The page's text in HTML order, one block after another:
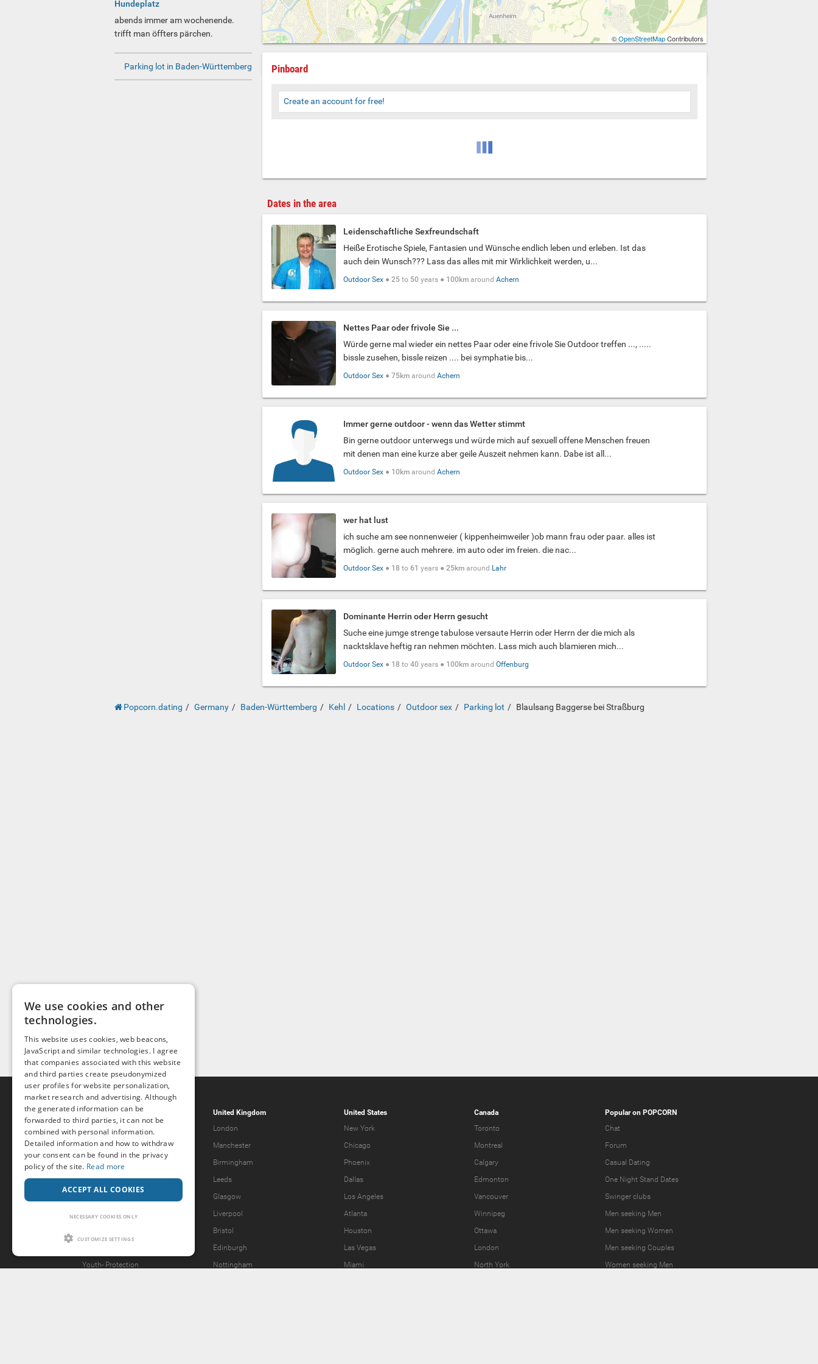
©OpenStreetMapContributors
Pinboard
Create an account for free!
Dates in the area
Leidenschaftliche Sexfreundschaft
Heiße Erotische Spiele, Fantasien und Wünsche endlich leben und erleben. Ist das
auch dein Wunsch??? Lass das alles mit mir Wirklichkeit werden, u...
Outdoor Sex ●25 to 50 years ● 100km aroundAchern
Nettes Paar oder frivole Sie ...
Würde gerne mal wieder ein nettes Paar oder eine frivole Sie Outdoor treffen ..., .....
bissle zusehen, bissle reizen .... bei symphatie bis...
Outdoor Sex ●75km aroundAchern
Immer gerne outdoor - wenn das Wetter stimmt
Bin gerne outdoor unterwegs und würde mich auf sexuell offene Menschen freuen
mit denen man eine kurze aber geile Auszeit nehmen kann. Dabe ist all...
Outdoor Sex ● 10km aroundAchern
wer hat lust
ich suche am see nonnenweier ( kippenheimweiler )ob mann frau oder paar. alles ist
möglich. gerne auch mehrere. im auto oder im freien. die nac...
Outdoor Sex ● 18 to61 years ●25km around Lahr
Dominante Herrin oder Herrn gesucht
Suche eine jumge strenge tabulose versaute Herrin oder Herrn der die mich als
nacktsklave heftig ran nehmen möchten. Lass mich auch blamieren mich...
Outdoor Sex ● 18 to40 years ● 100km aroundOffenburg
Hundeplatz
abends immer am wochenende.
trifft man öffters pärchen.
Parking lot in Baden-Württemberg
Popcorn.dating Germany Baden-Württemberg Kehl Locations Outdoor sex Parking lot Blaulsang Baggerse bei Straßburg
Popcorn.dating
Help & Support
Guidelines
Terms & Conditions
Legal Notice
Forgot password?
Youth- Protection
United Kingdom
London
Manchester
Birmingham
Leeds
Glasgow
Liverpool
Bristol
Edinburgh
Nottingham
United States
New York
Chicago
Phoenix
Dallas
Los Angeles
Atlanta
Houston
Las Vegas
Miami
Canada
Toronto
Montreal
Calgary
Edmonton
Vancouver
Winnipeg
Ottawa
London
North York
Popular on POPCORN
Chat
Forum
Casual Dating
One Night Stand Dates
Swinger clubs
Men seeking Men
Men seeking Women
Men seeking Couples
Women seeking Men
We use cookies and other
technologies.
This website uses cookies, web beacons,
JavaScript and similar technologies. I agree
that companies associated with this website
and third parties create pseudonymized
user profiles for website personalization,
market research and advertising. Although
the generated information can be
forwarded to third parties, it can not be
combined with personal information.
Detailed information and how to withdraw
your consent can be found in the privacy
policy of the site. Read more
ACCEPT ALL COOKIES
NECESSARY COOKIES ONLY
CUSTOMIZE SETTINGS